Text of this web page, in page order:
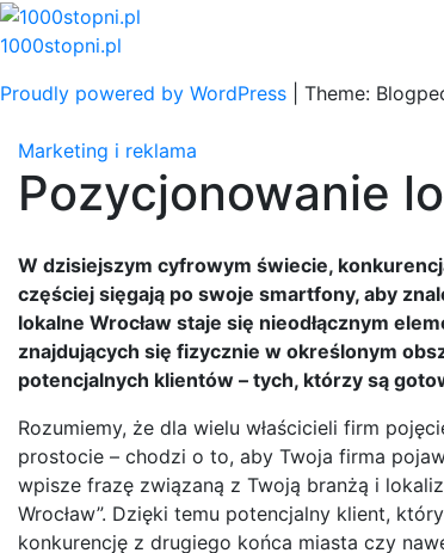
Skip
to
1000stopni.pl
Proudly powered by WordPress
Theme:
Marketing i reklama
Pozycjonowanie
W dzisiejszym cyfrowym świecie,
częściej sięgają po swoje smartfony, aby
lokalne Wrocław staje się nieodłącznym
znajdujących się fizycznie w określonym
potencjalnych klientów – tych, którzy są
Rozumiemy, że dla wielu właścicieli firm
prostocie – chodzi o to, aby Twoja firma
wpisze frazę związaną z Twoją branżą i
Wrocław”. Dzięki temu potencjalny klient,
konkurencję z drugiego końca miasta czy